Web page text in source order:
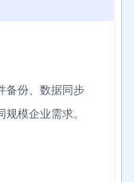
备份、数据同步
模企业需求。